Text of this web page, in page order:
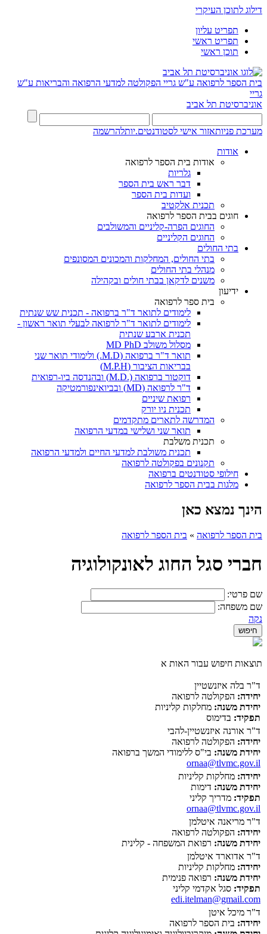
דילוג לתוכן העיקרי
תפריט עליון
תפריט ראשי
תוכן ראשי
בית הספר לרפואה ע"ש גריי הפקולטה למדעי הרפואה והבריאות ע"ש
גריי
אוניברסיטת תל אביב
מערכת פניותאזור אישי לסטודנטים.יותלהרשמה
אודות
אודות בית הספר לרפואה
גלריות
דבר ראש בית הספר
ועדות בית הספר
תכנית אלקטיב
חוגים בבית הספר לרפואה
החוגים הפרה-קליניים והמשולבים
החוגים הקליניים
בתי החולים
בתי החולים, המחלקות והמכונים המסונפים
מנהלי בתי החולים
משנים לדקאן בבתי חולים ובקהילה
ידיעון
בית ספר לרפואה
לימודים לתואר ד"ר ברפואה - תכנית שש שנתית
לימודים לתואר ד"ר לרפואה לבעלי תואר ראשון -
תכנית ארבע שנתית
מסלול משולב MD PhD
תואר ד"ר ברפואה (M.D.) ולימודי תואר שני
בבריאות הציבור (M.P.H)
דוקטור ברפואה (.M.D) ובהנדסה ביו-רפואית
ד"ר לרפואה (MD) ובביואינפורמטיקה
רפואת שיניים
תכנית ניו יורק
המדרשה לתארים מתקדמים
תואר שני ושלישי במדעי הרפואה
תכנית משלבת
תכנית משולבת למדעי החיים ולמדעי הרפואה
תקנונים בפקולטה לרפואה
חילופי סטודנטים ברפואה
מלגות בבית הספר לרפואה
הינך נמצא כאן
בית הספר לרפואה » בית הספר לרפואה
חברי סגל החוג לאונקולוגיה
שם פרטי:
שם משפחה:
נקה
תוצאות חיפוש עבור האות א
ד"ר בלה איזנשטיין
יחידה: הפקולטה לרפואה
יחידת משנה: מחלקות קליניות
תפקיד: בדימוס
ד"ר אורנה איזנשטיין-להבי
יחידה: הפקולטה לרפואה
יחידת משנה: בי"ס ללימודי המשך ברפואה
ornaa@tlvmc.gov.il
יחידה: מחלקות קליניות
יחידת משנה: דימות
תפקיד: מדריך קליני
ornaa@tlvmc.gov.il
ד"ר מריאנה איטלמן
יחידה: הפקולטה לרפואה
יחידת משנה: רפואת המשפחה - קלינית
ד"ר אדוארד איטלמן
יחידה: מחלקות קליניות
יחידת משנה: רפואה פנימית
תפקיד: סגל אקדמי קליני
edi.itelman@gmail.com
ד"ר מיכל איטן
יחידה: בית הספר לרפואה